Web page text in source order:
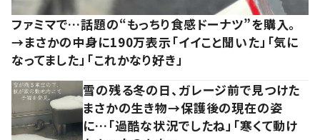
ファミマで…話題の“もっちり食感ドーナツ”を購入。
→まさかの中身に190万表示「イイこと聞いた」「気に
なってました」「これかなり好き」
雪の残る冬の日、ガレージ前で見つけた
まさかの生き物→保護後の現在の姿
に…「過酷な状況でしたね」「寒くて動け